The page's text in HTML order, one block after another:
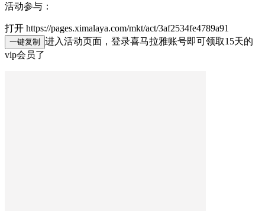
活动参与：
打开 https://pages.ximalaya.com/mkt/act/3af2534fe4789a91
一键复制
进入活动页面，登录喜马拉雅账号即可领取15天的
vip会员了